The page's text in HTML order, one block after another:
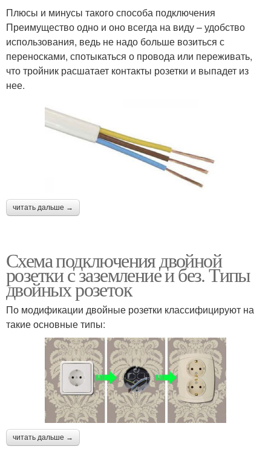
Плюсы и минусы такого способа подключения
Преимущество одно и оно всегда на виду – удобство
использования, ведь не надо больше возиться с
переносками, спотыкаться о провода или переживать,
что тройник расшатает контакты розетки и выпадет из
нее.
читать дальше →
Схема подключения двойной
розетки с заземление и без. Типы
двойных розеток
По модификации двойные розетки классифицируют на
такие основные типы:
читать дальше →